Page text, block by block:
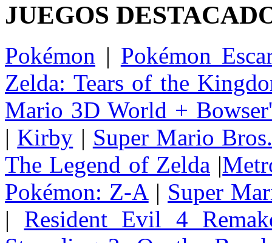
JUEGOS
Pokémon | Pokémon
Zelda: Tears of the
Mario 3D World +
| Kirby | Super Mario
The Legend of Zelda |
Pokémon: Z-A | Super
| Resident Evil 4